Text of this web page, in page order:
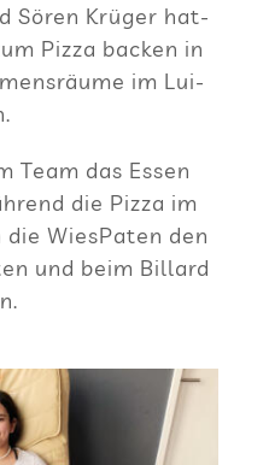
Sören Krü­ger hat­
Pizza backen in
im Lui­
Team das Essen
die Pizza im
Wie­sPa­ten den
und beim Bil­lard